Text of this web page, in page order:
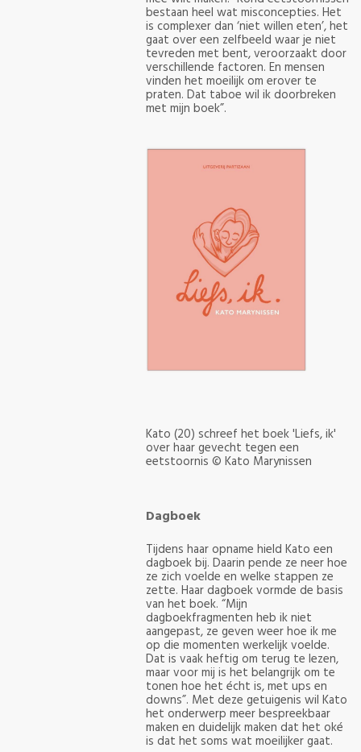
bestaan heel wat misconcepties. Het
is complexer dan ‘niet willen eten’, het
gaat over een zelfbeeld waar je niet
tevreden met bent, veroorzaakt door
verschillende factoren. En mensen
vinden het moeilijk om erover te
praten. Dat taboe wil ik doorbreken
met mijn boek”.
Kato (20) schreef het boek 'Liefs, ik'
over haar gevecht tegen een
eetstoornis © Kato Marynissen
Dagboek
Tijdens haar opname hield Kato een
dagboek bij. Daarin pende ze neer hoe
ze zich voelde en welke stappen ze
zette. Haar dagboek vormde de basis
van het boek. “Mijn
dagboekfragmenten heb ik niet
aangepast, ze geven weer hoe ik me
op die momenten werkelijk voelde.
Dat is vaak heftig om terug te lezen,
maar voor mij is het belangrijk om te
tonen hoe het écht is, met ups en
downs”. Met deze getuigenis wil Kato
het onderwerp meer bespreekbaar
maken en duidelijk maken dat het oké
is dat het soms wat moeilijker gaat.